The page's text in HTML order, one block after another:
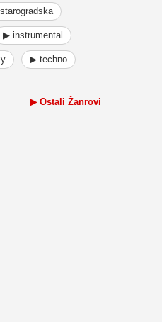
▶ instrumental
▶ techno
▶ Ostali Žanrovi